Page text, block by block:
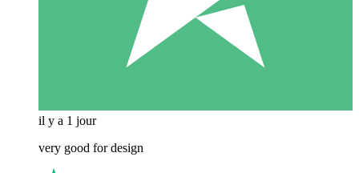
il y a 1 jour
very good for design